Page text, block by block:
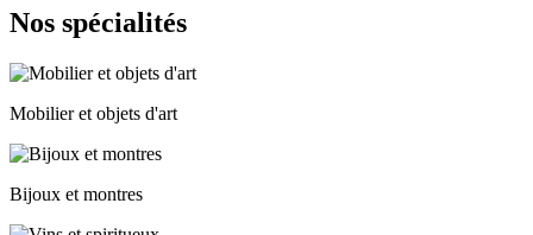
Nos spécialités
Mobilier et objets d'art
Bijoux et montres